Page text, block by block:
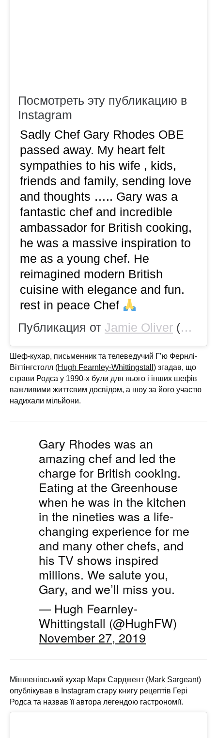
Посмотреть эту публикацию в
Instagram
Sadly Chef Gary Rhodes OBE
passed away. My heart felt
sympathies to his wife , kids,
friends and family, sending love
and thoughts ….. Gary was a
fantastic chef and incredible
ambassador for British cooking,
he was a massive inspiration to
me as a young chef. He
reimagined modern British
cuisine with elegance and fun.
rest in peace Chef
Публикация от Jamie Oliver (@jamieoliver)
Шеф-кухар, письменник та телеведучий Г’ю Фернлі-
Віттінгстолл (Hugh Fearnley-Whittingstall ) згадав, що
страви Родса у 1990-х були для нього і інших шефів
важливими життєвим досвідом, а шоу за його участю
надихали мільйони.
Gary Rhodes was an
amazing chef and led the
charge for British cooking.
Eating at the Greenhouse
when he was in the kitchen
in the nineties was a life-
changing experience for me
and many other chefs, and
his TV shows inspired
millions. We salute you,
Gary, and we’ll miss you.
— Hugh Fearnley-
Whittingstall (@HughFW)
November 27, 2019
Мішленівський кухар Марк Сарджент (Mark Sargeant)
опублікував в Instagram стару книгу рецептів Гері
Родса та назвав її автора легендою гастрономії.